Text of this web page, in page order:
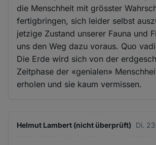
die Menschheit mit grösster
fertigbringen, sich leider selbst
jetzige Zustand unserer Fauna und
uns den Weg dazu voraus. Quo
Die Erde wird sich von der
Zeitphase der «genialen»
erholen und sie kaum vermissen.
Helmut Lambert (nicht überprüft) Di.